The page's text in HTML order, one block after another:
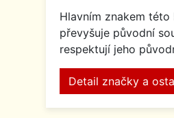
Hlavním znakem
převyšuje původní
respektují jeho
Detail značky a